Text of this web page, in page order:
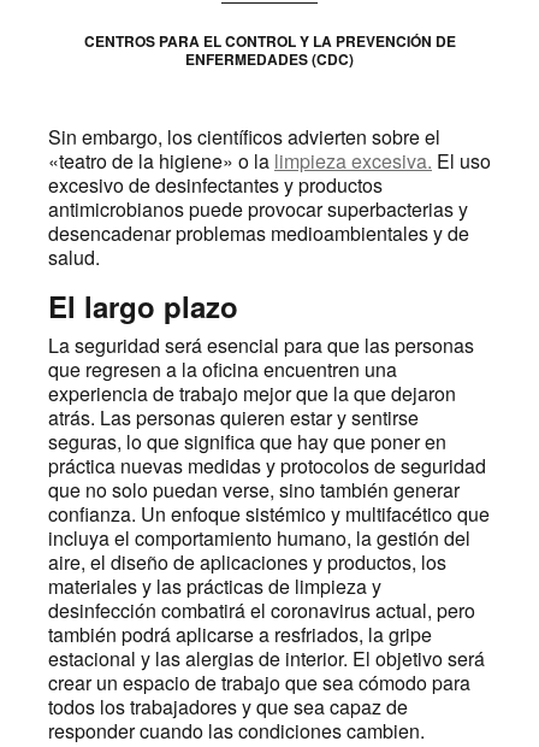
CENTROS PARA EL CONTROL Y LA PREVENCIÓN DE
ENFERMEDADES (CDC)
Sin embargo, los científicos advierten sobre el
«teatro de la higiene» o la limpieza excesiva. El uso
excesivo de desinfectantes y productos
antimicrobianos puede provocar superbacterias y
desencadenar problemas medioambientales y de
salud.
El largo plazo
La seguridad será esencial para que las personas
que regresen a la oficina encuentren una
experiencia de trabajo mejor que la que dejaron
atrás. Las personas quieren estar y sentirse
seguras, lo que significa que hay que poner en
práctica nuevas medidas y protocolos de seguridad
que no solo puedan verse, sino también generar
confianza. Un enfoque sistémico y multifacético que
incluya el comportamiento humano, la gestión del
aire, el diseño de aplicaciones y productos, los
materiales y las prácticas de limpieza y
desinfección combatirá el coronavirus actual, pero
también podrá aplicarse a resfriados, la gripe
estacional y las alergias de interior. El objetivo será
crear un espacio de trabajo que sea cómodo para
todos los trabajadores y que sea capaz de
responder cuando las condiciones cambien.